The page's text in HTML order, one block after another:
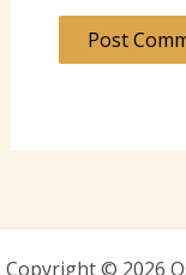
Copyright © 2026